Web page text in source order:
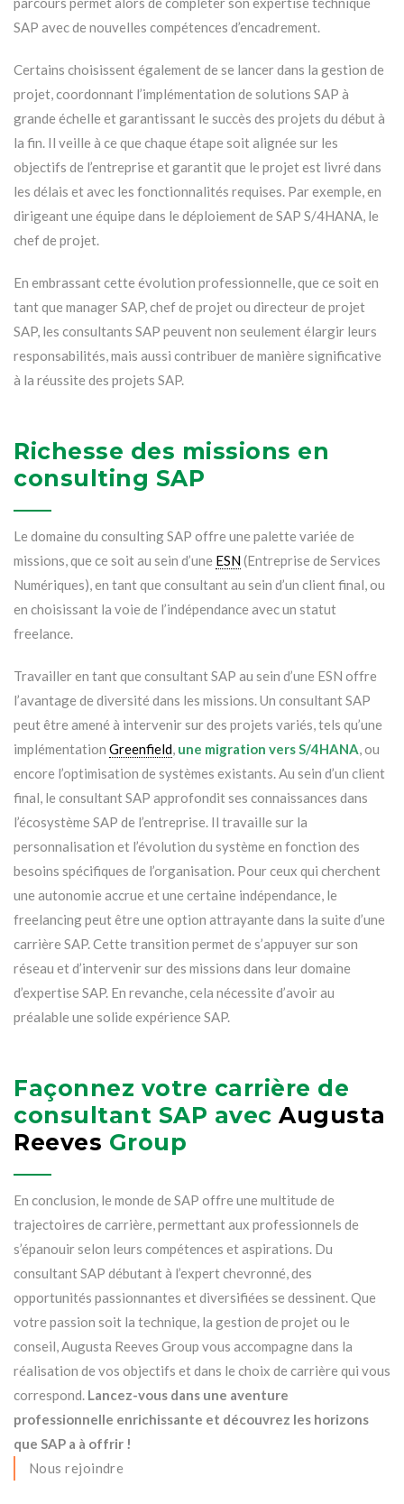
SAP avec de nouvelles compétences d’encadrement.
Certains choisissent également de se lancer dans la gestion de
projet, coordonnant l’implémentation de solutions SAP à
grande échelle et garantissant le succès des projets du début à
la fin. Il veille à ce que chaque étape soit alignée sur les
objectifs de l’entreprise et garantit que le projet est livré dans
les délais et avec les fonctionnalités requises. Par exemple, en
dirigeant une équipe dans le déploiement de SAP S/4HANA, le
chef de projet.
En embrassant cette évolution professionnelle, que ce soit en
tant que manager SAP, chef de projet ou directeur de projet
SAP, les consultants SAP peuvent non seulement élargir leurs
responsabilités, mais aussi contribuer de manière significative
à la réussite des projets SAP.
Richesse des missions en
consulting SAP
Le domaine du consulting SAP offre une palette variée de
missions, que ce soit au sein d’une ESN(Entreprise de Services
Numériques), en tant que consultant au sein d’un client final, ou
en choisissant la voie de l’indépendance avec un statut
freelance.
Travailler en tant que consultant SAP au sein d’une ESN offre
l’avantage de diversité dans les missions. Un consultant SAP
peut être amené à intervenir sur des projets variés, tels qu’une
implémentation Greenfield, une migration vers S/4HANA, ou
encore l’optimisation de systèmes existants. Au sein d’un client
final, le consultant SAP approfondit ses connaissances dans
l’écosystème SAP de l’entreprise. Il travaille sur la
personnalisation et l’évolution du système en fonction des
besoins spécifiques de l’organisation. Pour ceux qui cherchent
une autonomie accrue et une certaine indépendance, le
freelancing peut être une option attrayante dans la suite d’une
carrière SAP. Cette transition permet de s’appuyer sur son
réseau et d’intervenir sur des missions dans leur domaine
d’expertise SAP. En revanche, cela nécessite d’avoir au
préalable une solide expérience SAP.
Façonnez votre carrière de
consultant SAP avec Augusta
Reeves Group
En conclusion, le monde de SAP offre une multitude de
trajectoires de carrière, permettant aux professionnels de
s’épanouir selon leurs compétences et aspirations. Du
consultant SAP débutant à l’expert chevronné, des
opportunités passionnantes et diversifiées se dessinent. Que
votre passion soit la technique, la gestion de projet ou le
conseil, Augusta Reeves Group vous accompagne dans la
réalisation de vos objectifs et dans le choix de carrière qui vous
correspond. Lancez-vous dans une aventure
professionnelle enrichissante et découvrez les horizons
que SAP a à offrir !
Nous rejoindre